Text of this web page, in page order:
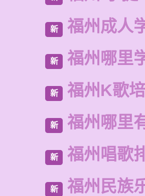
新 福州成人
新 福州哪里
新 福州K歌
新 福州哪里
新 福州唱歌
新 福州民族